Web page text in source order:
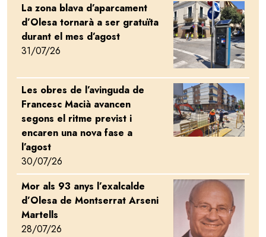
La zona blava d’aparcament
d’Olesa tornarà a ser gratuïta
durant el mes d’agost
31/07/26
Image
Les obres de l’avinguda de
Francesc Macià avancen
segons el ritme previst i
encaren una nova fase a
l’agost
30/07/26
Image
Mor als 93 anys l’exalcalde
d’Olesa de Montserrat Arseni
Martells
28/07/26
Image